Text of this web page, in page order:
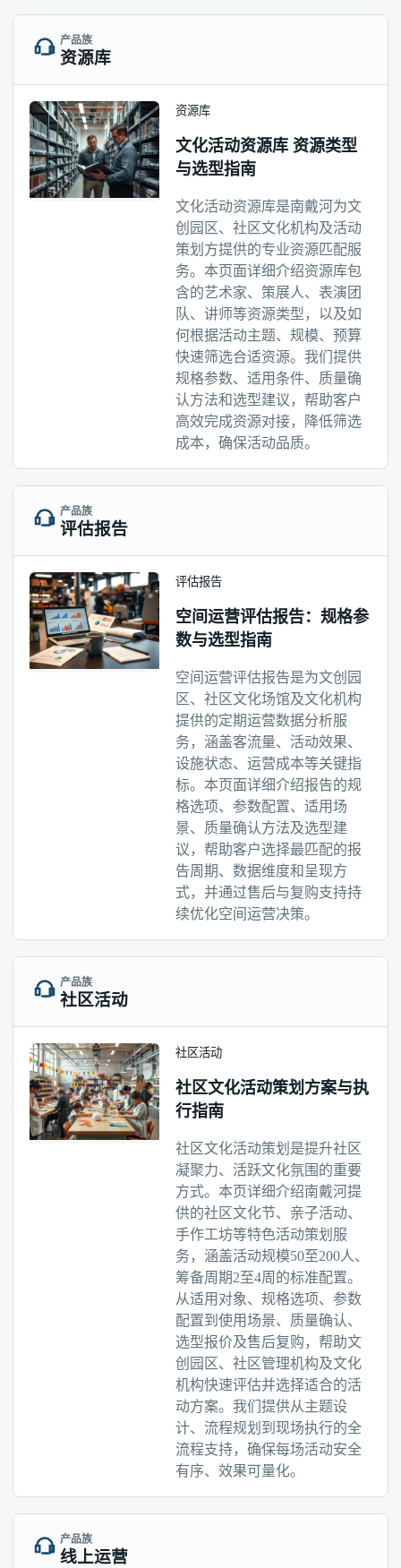
产品族
资源库
资源库
文化活动资源库 资源类型
与选型指南
文化活动资源库是南戴河为文
创园区、社区文化机构及活动
策划方提供的专业资源匹配服
务。本页面详细介绍资源库包
含的艺术家、策展人、表演团
队、讲师等资源类型，以及如
何根据活动主题、规模、预算
快速筛选合适资源。我们提供
规格参数、适用条件、质量确
认方法和选型建议，帮助客户
高效完成资源对接，降低筛选
成本，确保活动品质。
产品族
评估报告
评估报告
空间运营评估报告：规格参
数与选型指南
空间运营评估报告是为文创园
区、社区文化场馆及文化机构
提供的定期运营数据分析服
务，涵盖客流量、活动效果、
设施状态、运营成本等关键指
标。本页面详细介绍报告的规
格选项、参数配置、适用场
景、质量确认方法及选型建
议，帮助客户选择最匹配的报
告周期、数据维度和呈现方
式，并通过售后与复购支持持
续优化空间运营决策。
产品族
社区活动
社区活动
社区文化活动策划方案与执
行指南
社区文化活动策划是提升社区
凝聚力、活跃文化氛围的重要
方式。本页详细介绍南戴河提
供的社区文化节、亲子活动、
手作工坊等特色活动策划服
务，涵盖活动规模50至200人、
筹备周期2至4周的标准配置。
从适用对象、规格选项、参数
配置到使用场景、质量确认、
选型报价及售后复购，帮助文
创园区、社区管理机构及文化
机构快速评估并选择适合的活
动方案。我们提供从主题设
计、流程规划到现场执行的全
流程支持，确保每场活动安全
有序、效果可量化。
产品族
线上运营